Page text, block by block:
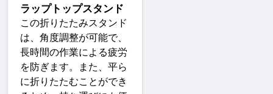
ラップトップスタンド
この折りたたみスタンド
は、角度調整が可能で、
長時間の作業による疲労
を防ぎます。また、平ら
に折りたたむことができ